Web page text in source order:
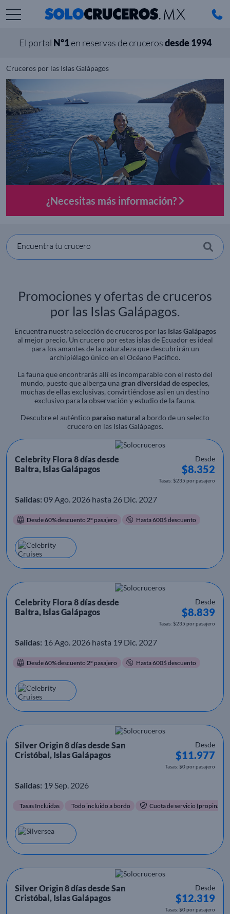
El portal Nº1en reservas de crucerosdesde 1994
Cruceros por las Islas Galápagos
¿Necesitas más información?
Encuentra tu crucero
Promociones y ofertas de cruceros
por las Islas Galápagos.
Encuentra nuestra selección de cruceros por las Islas Galápagos
al mejor precio. Un crucero por estas islas de Ecuador es ideal
para los amantes de la naturaleza que descubrirán un
archipiélago único en el Océano Pacifico.
La fauna que encontrarás allí es incomparable con el resto del
mundo, puesto que alberga una gran diversidad de especies,
muchas de ellas exclusivas, convirtiéndose así en un destino
exclusivo para la observación y estudio de la fauna.
Descubre el auténtico paraíso natural a bordo de un selecto
crucero en las Islas Galápagos.
Celebrity Flora 8 días desde
Baltra, Islas Galápagos
Desde
$8.352
Tasas: $235 por pasajero
Salidas: 09 Ago. 2026 hasta 26 Dic. 2027
Desde 60% descuento 2º pasajero Hasta 600$ descuento
Celebrity Flora 8 días desde
Baltra, Islas Galápagos
Desde
$8.839
Tasas: $235 por pasajero
Salidas: 16 Ago. 2026 hasta 19 Dic. 2027
Desde 60% descuento 2º pasajero Hasta 600$ descuento
Silver Origin 8 días desde San
Cristóbal, Islas Galápagos
Desde
$11.977
Tasas: $0 por pasajero
Salidas: 19 Sep. 2026
Tasas Incluidas Todo incluido a bordo Cuota de servicio (propinas)
Silver Origin 8 días desde San
Cristóbal, Islas Galápagos
Desde
$12.319
Tasas: $0 por pasajero